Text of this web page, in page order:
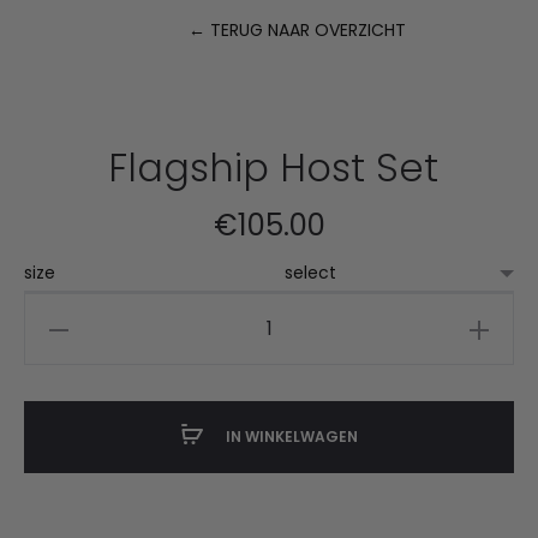
← TERUG NAAR OVERZICHT
Flagship Host Set
€105.00
size
IN WINKELWAGEN